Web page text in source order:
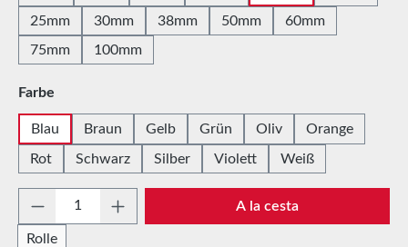
25mm 30mm 38mm 50mm
60mm
75mm
100mm
Seleccione
Farbe
Blau Braun Gelb Grün Oliv Orange
Rot Schwarz Silber Violett Weiß
Cantidad del producto: introduce la
Rolle
A la cesta